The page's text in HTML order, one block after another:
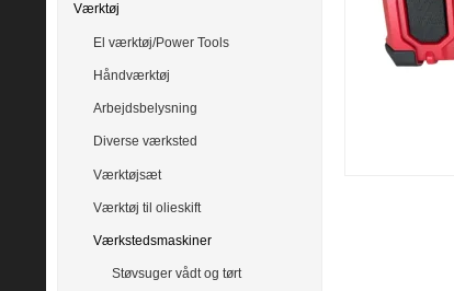
Værktøj
El værktøj/Power Tools
Håndværktøj
Arbejdsbelysning
Diverse værksted
Værktøjsæt
Værktøj til olieskift
Værkstedsmaskiner
Støvsuger vådt og tørt